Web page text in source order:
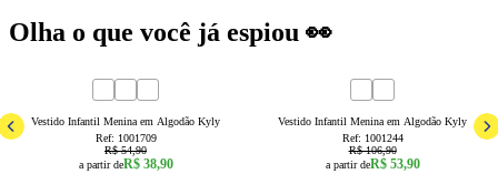
Olha o que você já espiou 👀
Vestido Infantil Menina em Algodão Kyly
Ref: 1001709
R$ 54,90
a partir deR$ 38,90
Vestido Infantil Menina em Algodão Kyly
Ref: 1001244
R$ 106,90
a partir deR$ 53,90